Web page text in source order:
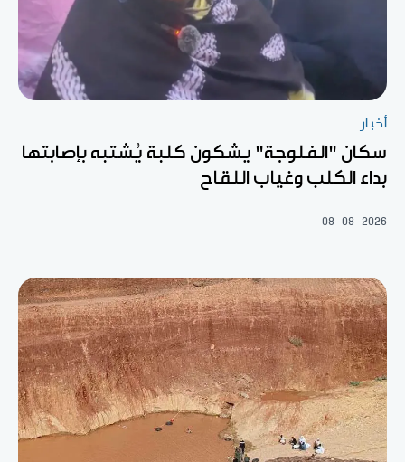
أخبار
سكان "الفلوجة" يشكون كلبة يُشتبه بإصابتها
بداء الكلب وغياب اللقاح
08-08-2026